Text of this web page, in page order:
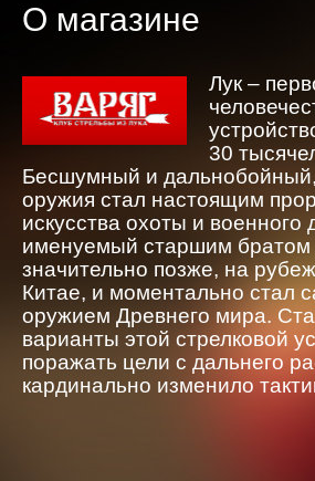
О магазине
Лук –
30
Бесшумный и дальнобойный,
оружия стал настоящим
искусства охоты и военного
именуемый старшим братом
значительно позже, на
Китае, и моментально стал
оружием Древнего мира.
варианты этой стрелковой
поражать цели с дальнего
кардинально изменило